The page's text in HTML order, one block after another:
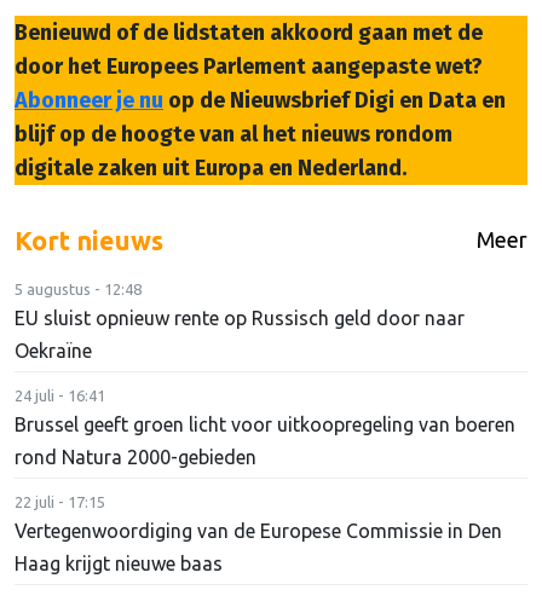
Benieuwd of de lidstaten akkoord gaan met de
door het Europees Parlement aangepaste wet?
Abonneer je nu op de Nieuwsbrief Digi en Data en
blijf op de hoogte van al het nieuws rondom
digitale zaken uit Europa en Nederland.
Kort nieuws Meer
5 augustus - 12:48
EU sluist opnieuw rente op Russisch geld door naar
Oekraïne
24 juli - 16:41
Brussel geeft groen licht voor uitkoopregeling van boeren
rond Natura 2000-gebieden
22 juli - 17:15
Vertegenwoordiging van de Europese Commissie in Den
Haag krijgt nieuwe baas